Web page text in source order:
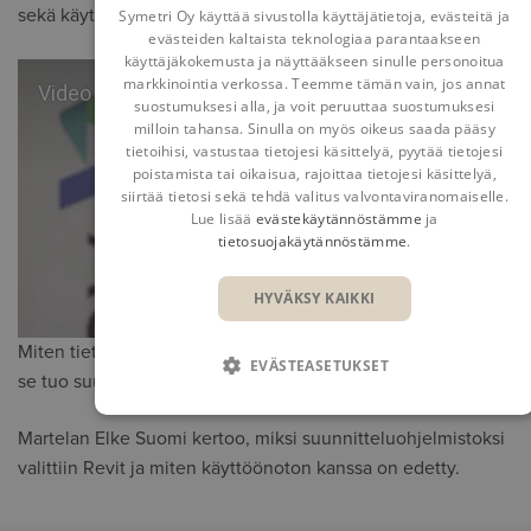
sekä käyttöönoton haasteista.
Video
Miten tietomallinnusta voidaan hyödyntää ja millaisia etuja
se tuo suunnitteluprosessiin?
Martelan Elke Suomi kertoo, miksi suunnitteluohjelmistoksi
valittiin Revit ja miten käyttöönoton kanssa on edetty.
Symetri Oy käyttää sivustolla käyttäjätietoja, evästeitä ja
evästeiden kaltaista teknologiaa parantaakseen
käyttäjäkokemusta ja näyttääkseen sinulle personoitua
markkinointia verkossa. Teemme tämän vain, jos annat
suostumuksesi alla, ja voit peruuttaa suostumuksesi
milloin tahansa. Sinulla on myös oikeus saada pääsy
tietoihisi, vastustaa tietojesi käsittelyä, pyytää tietojesi
poistamista tai oikaisua, rajoittaa tietojesi käsittelyä,
siirtää tietosi sekä tehdä valitus valvontaviranomaiselle.
Lue lisääevästekäytännöstämme ja
tietosuojakäytännöstämme.
HYVÄKSY KAIKKI
EVÄSTEASETUKSET